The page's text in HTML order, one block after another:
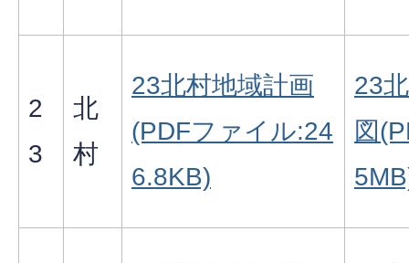
2
3
北
村
23北村地域計画
(PDFファイル:24
6.8KB)
23
図